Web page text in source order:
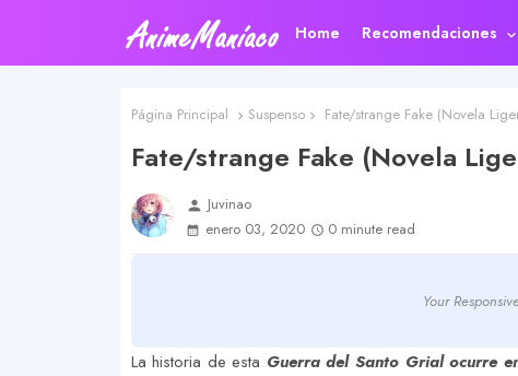
Home Recomendaciones
Página Principal Suspenso Fate/strange Fake (Novela
Fate/strange Fake (Novela
person Juvinao
enero 03, 2020
0 minute read
Your
La historia de esta Guerra del Santo Grial ocurre